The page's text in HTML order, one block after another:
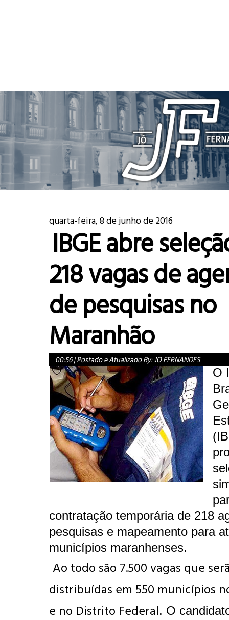
quarta-feira, 8 de junho de 2016
IBGE abre
218 vagas de
de pesquisas no
Maranhão
00:56|Postado e Atualizado By:JO FERNANDES
O
contratação temporária de 218
pesquisas e mapeamento para
municípios maranhenses.
Ao todo são 7.500 vagas que
distribuídas em 550 municípios
e no Distrito Federal. O